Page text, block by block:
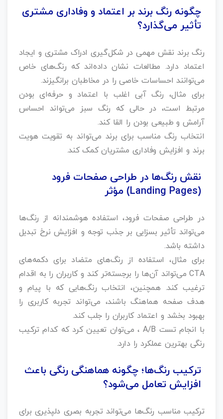
چگونه رنگ برند بر اعتماد و وفاداری مشتری
تأثیر می‌گذارد؟
رنگ برند نقش مهمی در شکل‌گیری ادراک مشتری و ایجاد
اعتماد دارد. مطالعات نشان داده‌اند که رنگ‌های خاص
می‌توانند احساسات خاصی را در مخاطبان برانگیزند.
برای مثال، رنگ آبی اغلب با اعتماد و حرفه‌ای بودن
مرتبط است، در حالی که رنگ سبز می‌تواند احساس
آرامش و طبیعی بودن را القا کند.
انتخاب رنگ مناسب برای برند می‌تواند به تقویت هویت
برند و افزایش وفاداری مشتریان کمک کند.
نقش رنگ‌ها در طراحی صفحات فرود
(Landing Pages) مؤثر
در طراحی صفحات فرود، استفاده هوشمندانه از رنگ‌ها
می‌تواند تأثیر بسزایی بر جذب توجه و افزایش نرخ تبدیل
داشته باشد.
برای مثال، استفاده از رنگ‌های متضاد برای دکمه‌های
CTA می‌تواند آن‌ها را برجسته‌تر کند و کاربران را به اقدام
ترغیب کند. همچنین، انتخاب رنگ‌هایی که با پیام و
هدف صفحه هماهنگ باشند، می‌تواند تجربه کاربری را
بهبود بخشد و اعتماد کاربران را جلب کند.
با انجام تست A/B ، می‌توان تعیین کرد که کدام ترکیب
رنگی بهترین عملکرد را دارد.
ترکیب رنگ‌ها؛ چگونه هماهنگی رنگی باعث
افزایش تعامل می‌شود؟
ترکیب مناسب رنگ‌ها می‌تواند تجربه بصری دلپذیری برای